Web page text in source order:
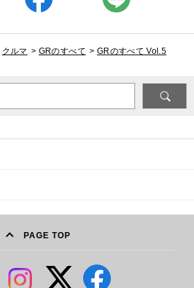
クルマ > GRのすべて > GRのすべて Vol.5
PAGE TOP